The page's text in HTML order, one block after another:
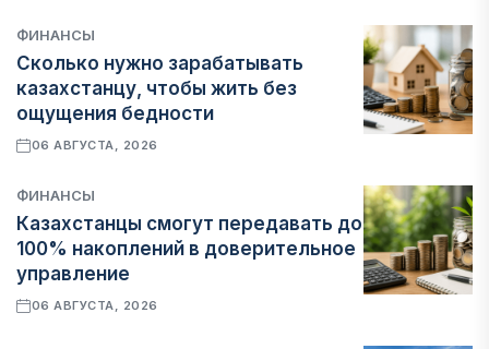
ФИНАНСЫ
Сколько нужно зарабатывать
казахстанцу, чтобы жить без
ощущения бедности
06 АВГУСТА, 2026
ФИНАНСЫ
Казахстанцы смогут передавать до
100% накоплений в доверительное
управление
06 АВГУСТА, 2026